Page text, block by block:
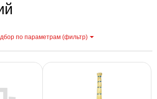
по параметрам (фильтр)